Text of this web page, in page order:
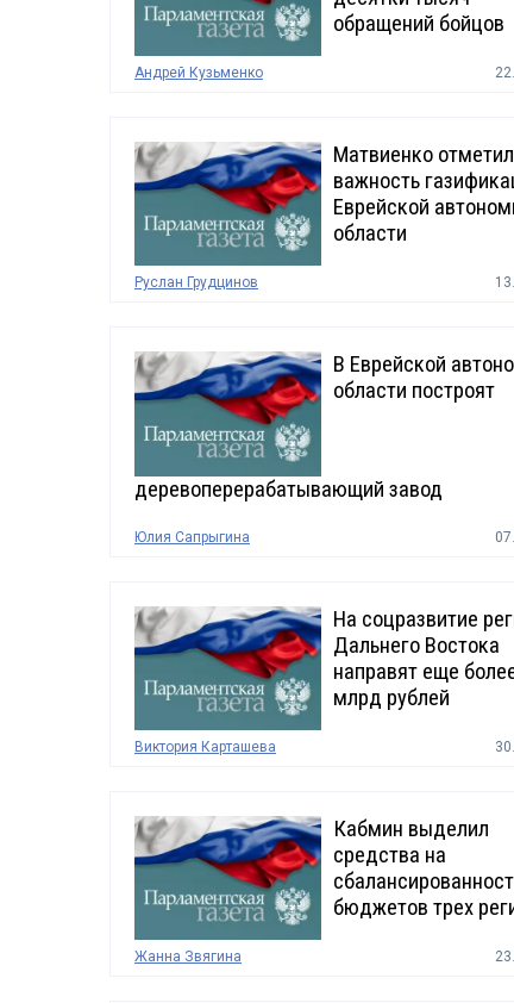
обращений бойцов
Андрей Кузьменко
Матвиенко
важность
Еврейской
области
Руслан Грудцинов
В Еврейской
области построят
деревоперерабатывающий завод
Юлия Сапрыгина
На соцразвитие
Дальнего Востока
направят еще
млрд рублей
Виктория Карташева
Кабмин выделил
средства на
бюджетов трех
Жанна Звягина